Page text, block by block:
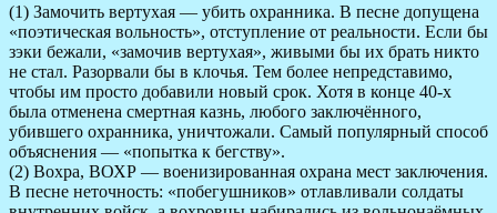
(1) Замочить вертухая — убить охранника. В песне допущена
«поэтическая вольность», отступление от реальности. Если бы
зэки бежали, «замочив вертухая», живыми бы их брать никто
не стал. Разорвали бы в клочья. Тем более непредставимо,
чтобы им просто добавили новый срок. Хотя в конце 40-х
была отменена смертная казнь, любого заключённого,
убившего охранника, уничтожали. Самый популярный способ
объяснения — «попытка к бегству».
(2) Вохра, ВОХР — военизированная охрана мест заключения.
В песне неточность: «побегушников» отлавливали солдаты